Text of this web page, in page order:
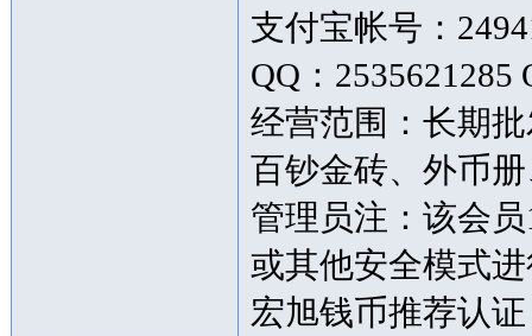
支付宝帐号：
QQ：2535621285
经营范围：长期
百钞金砖、外币
管理员注：该会
或其他安全模式
宏旭钱币推荐认证